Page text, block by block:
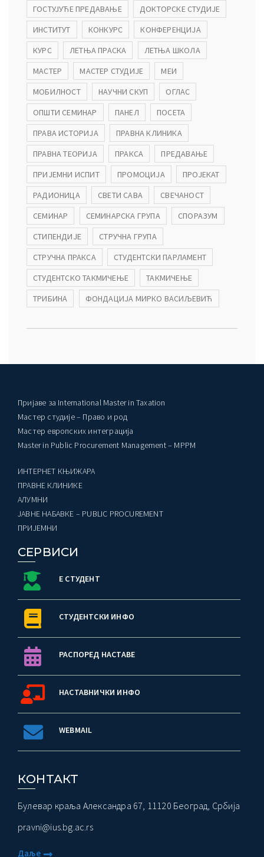
ГОСТУЈУЋЕ ПРЕДАВАЊЕ
ДОКТОРСКЕ СТУДИЈЕ
ИНСТИТУТ
КОНКУРС
КОНФЕРЕНЦИЈА
КУРС
ЛЕТЊА ПРАСКА
ЛЕТЊА ШКОЛА
МАСТЕР
МАСТЕР СТУДИЈЕ
МЕИ
МОБИЛНОСТ
НАУЧНИ СКУП
ОГЛАС
ОПШТИ СЕМИНАР
ПАНЕЛ
ПОСЕТА
ПРАВА ИСТОРИЈА
ПРАВНА КЛИНИКА
ПРАВНА ТЕОРИЈА
ПРАКСА
ПРЕДАВАЊЕ
ПРИЈЕМНИ ИСПИТ
ПРОМОЦИЈА
ПРОЈЕКАТ
РАДИОНИЦА
СВЕТИ САВА
СВЕЧАНОСТ
СЕМИНАР
СЕМИНАРСКА ГРУПА
СПОРАЗУМ
СТИПЕНДИЈЕ
СТРУЧНА ГРУПА
СТРУЧНА ПРАКСА
СТУДЕНТСКИ ПАРЛАМЕНТ
СТУДЕНТСКО ТАКМИЧЕЊЕ
ТАКМИЧЕЊЕ
ТРИБИНА
ФОНДАЦИЈА МИРКО ВАСИЉЕВИЋ
Пријаве за International Master in Taxation
Мастер студије – Право и род
Мастер европских интеграција
Master in Public Procurement Management – MPPM
ИНТЕРНЕТ КЊИЖАРА
ПРАВНЕ КЛИНИКЕ
AЛУМНИ
ЈАВНЕ НАБАВКЕ – PUBLIC PROCUREMENT
ПРИЈЕМНИ
СЕРВИСИ
Е СТУДЕНТ
СТУДЕНТСКИ ИНФО
РАСПОРЕД НАСТАВЕ
НАСТАВНИЧКИ ИНФО
WEBMAIL
КОНТАКТ
Булевар краља Александра 67, 11120 Београд, Србија
pravni@ius.bg.ac.rs
Даље